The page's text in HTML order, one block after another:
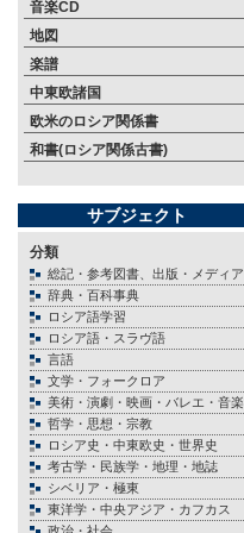
音楽CD
地図
楽譜
中東欧諸国
欧米のロシア関係書
和書(ロシア関係古書)
サブジェクト
分類
総記・参考図書、出版・メディア
辞典・百科事典
ロシア語学習
ロシア語・スラヴ語
言語
文学・フォークロア
美術・演劇・映画・バレエ・音楽
哲学・思想・宗教
ロシア史・中東欧史・世界史
考古学・民族学・地理・地誌
シベリア・極東
東洋学・中央アジア・カフカス